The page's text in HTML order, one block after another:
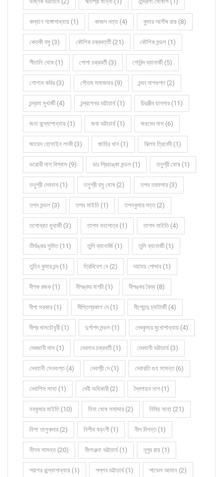
কল্যাণ গঙ্গোপাধ্যায় (1) কাজল দত্ত (4) কুমার আশীষ রায় (8)
কেতকী বসু (3) কৌশিক চক্রবর্ত্তী (21) কৌশিক মন্ডল (1)
গীতালি ঘোষ (1) গোপা চক্রবর্তী (3) গোবিন্দ ব্যানার্জী (5)
গোলাম কবির (3) গৌতম সমাজদার (9) চন্দন দাশগুপ্ত (2)
চন্দ্রমা মুখার্জী (4) চন্দ্রশেখর ভট্টাচার্য (1) চিরঞ্জীব হালদার (11)
জনা বন্দ্যোপাধ্যায় (1) জবা ভট্টাচার্য (1) জয়দেব দাস (6)
জায়েদ হোসাইন লাকী (3) জাহির খান (1) ঝিলম ত্রিবেদী (1)
ডরোথী দাশ বিশ্বাস (9) ডাঃ প্রিয়াঙ্কা মন্ডল (1) তনুশ্রী ঘোষ (1)
তনুশ্রী দেবনাথ (1) তনুশ্রী বসু ঘোষ (2) তপন তরফদার (3)
তপন মন্ডল (3) তপন মাইতি (1) তপনকুমার দত্ত (2)
তপোব্রত মুখার্জী (3) তাপস মহাপাত্র (1) তাপস মাইতি (4)
তীর্থঙ্কর সুমিত (11) তুলি ব্যানার্জি (1) তুলি ব্যানার্জী (1)
তুহিন কুমার চন্দ (1) ত্রিদিবেশ দে (2) দয়াময় পোদ্দার (1)
দীপক রজক (1) দীপঙ্কর বাগচী (1) দীপঙ্কর বৈদ্য (8)
দীপা সরকার (1) দীপ্তিপ্রকাশ দে (1) দীপ্তেন্দু চ্যাটার্জী (4)
দীপ্র দাসচৌধুরী (1) দুর্গাপদ মন্ডল (1) দেবকুমার মুখোপাধ্যায় (4)
দেবজানী দাস (1) দেবনাথ চক্রবর্তী (1) দেবযানী ভট্টাচার্য (3)
দেবযানী সেনগুপ্ত (4) দেবশ্রী দে (1) দেবারতি গুহ সামন্ত (6)
দেবাশিস সাহা (1) দেবী অধিকারী (2) দ্বৈপায়ন নাগ (1)
নবকুমার মাইতি (10) নিনা ঘোষ সমাদ্দার (2) নিবিড় সাহা (21)
নিশা তালুকদার (2) নিশীথ ষড়ংগী (1) নীল দিগন্ত (1)
নীলম সামন্ত (20) নীলাঞ্জনা ভট্টাচার্য (1) নূপুর রায় (1)
পরাশর বন্দ্যোপাধ্যায় (1) পল্লব ভট্টাচার্য (1) পাভেল আমান (2)